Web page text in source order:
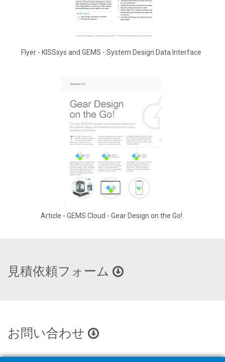
Flyer - KISSsys and GEMS - System Design Data Interface
Article - GEMS Cloud - Gear Design on the Go!
見積依頼フォーム
お問い合わせ